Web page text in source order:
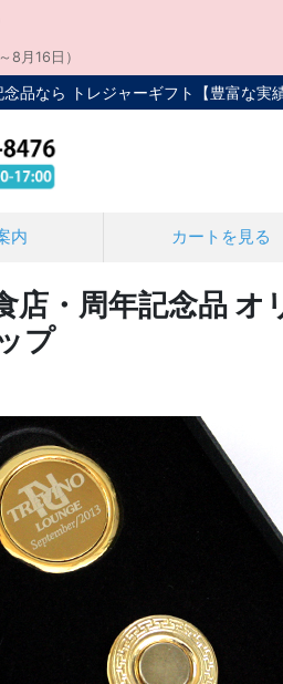
月16日）
品なら トレジャーギフト【豊富な実
内 カートを見る
店・周年記念品
プ